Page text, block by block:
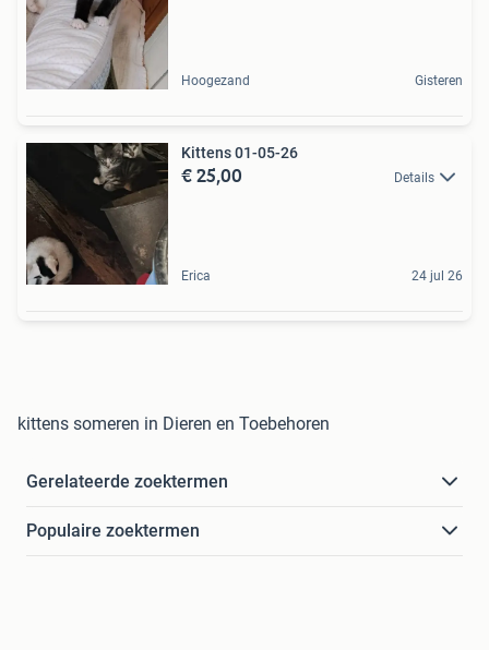
Hoogezand Gisteren
Kittens 01-05-26
€ 25,00 Details
Erica 24 jul 26
kittens someren in Dieren en Toebehoren
Gerelateerde zoektermen
Populaire zoektermen